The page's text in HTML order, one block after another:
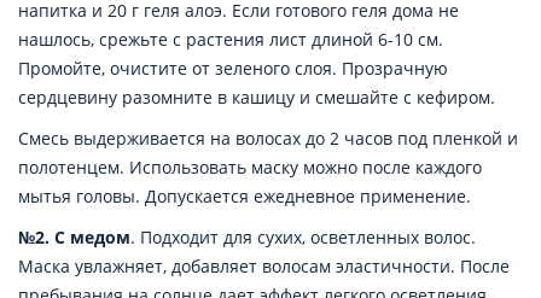
напитка и 20 г геля алоэ. Если готового геля дома не
нашлось, срежьте с растения лист длиной 6-10 см.
Промойте, очистите от зеленого слоя. Прозрачную
сердцевину разомните в кашицу и смешайте с кефиром.
Смесь выдерживается на волосах до 2 часов под пленкой и
полотенцем. Использовать маску можно после каждого
мытья головы. Допускается ежедневное применение.
№2. С медом. Подходит для сухих, осветленных волос.
Маска увлажняет, добавляет волосам эластичности. После